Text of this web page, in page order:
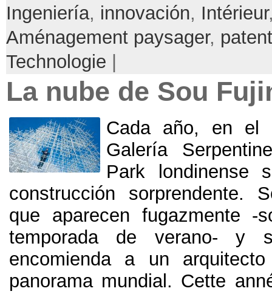
Ingeniería, innovación, Intérieur
Aménagement paysager,
Technologie
La nube de Sou
Cada año, en el
Galería
Park londinense
construcción sorprendente.
que aparecen fugazmente -
temporada de verano-y
encomienda a un
panorama mundial . Cette